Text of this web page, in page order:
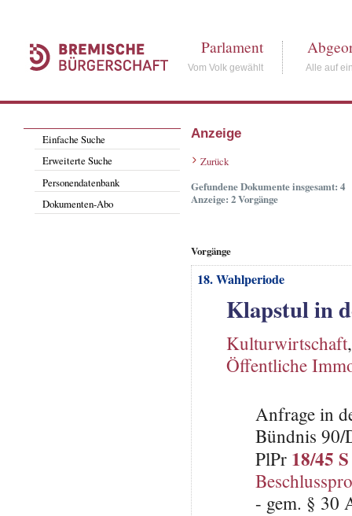
Parlament
Vom Volk gewählt Alle auf
Einfache Suche
Erweiterte Suche
Personendatenbank
Dokumenten-Abo
Anzeige
Zurück
Gefundene Dokumente insgesamt: 4
Anzeige: 2 Vorgänge
Vorgänge
18. Wahlperiode
Klapstul in
Kulturwirtschaft
Öffentliche
Anfrage in
Bündnis 90/
PlPr 18/45 S
- gem. § 30